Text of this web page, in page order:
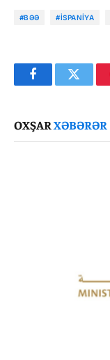
#BƏƏ #İSPANIYA
FacebookTwitter
OXŞARXƏBƏRƏR